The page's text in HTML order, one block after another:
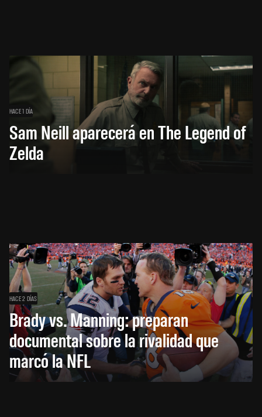
HACE 1 DÍA
Sam Neill aparecerá en The Legend of
Zelda
HACE 2 DÍAS
Brady vs. Manning: preparan
documental sobre la rivalidad que
marcó la NFL